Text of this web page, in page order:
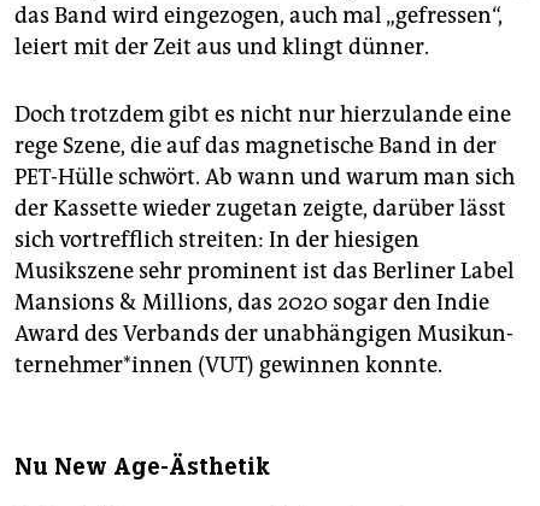
das Band wird eingezogen, auch mal „gefressen“,
leiert mit der Zeit aus und klingt dünner.
Doch trotzdem gibt es nicht nur hierzulande eine
rege Szene, die auf das magnetische Band in der
PET-Hülle schwört. Ab wann und warum man sich
der Kassette wieder zugetan zeigte, darüber lässt
sich vortrefflich streiten: In der hiesigen
Musikszene sehr prominent ist das Berliner Label
Mansions & Millions, das 2020 sogar den Indie
Award des Verbands der unabhängigen Mu­sik­un­
ter­neh­me­r*in­nen (VUT) gewinnen konnte.
Nu New Age-Ästhetik